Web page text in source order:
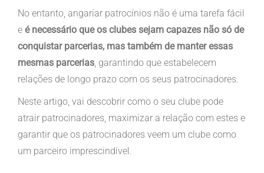
No entanto, angariar patrocínios não é uma tarefa fácil
e é necessário que os clubes sejam capazes não só de
conquistar parcerias, mas também de manter essas
mesmas parcerias, garantindo que estabelecem
relações de longo prazo com os seus patrocinadores.
Neste artigo, vai descobrir como o seu clube pode
atrair patrocinadores, maximizar a relação com estes e
garantir que os patrocinadores veem um clube como
um parceiro imprescindível.